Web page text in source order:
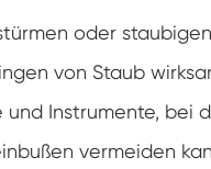
Schock-und
oder staubigen
von Staub
Instrumente, bei
vermeiden